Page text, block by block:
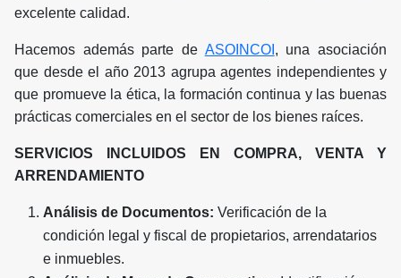
excelente calidad.
Hacemos además parte de ASOINCOI , una asociación
que desde el año 2013 agrupa agentes independientes y
que promueve la ética, la formación continua y las buenas
prácticas comerciales en el sector de los bienes raíces.
SERVICIOS INCLUIDOS EN COMPRA, VENTA Y
ARRENDAMIENTO
Análisis de Documentos: Verificación de la
condición legal y fiscal de propietarios, arrendatarios
e inmuebles.